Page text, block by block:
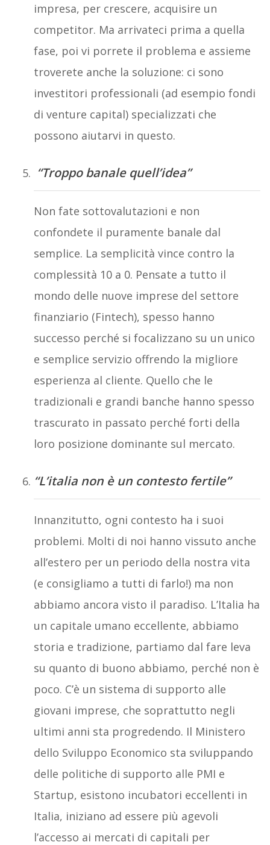
impresa, per crescere, acquisire un
competitor. Ma arrivateci prima a quella
fase, poi vi porrete il problema e assieme
troverete anche la soluzione: ci sono
investitori professionali (ad esempio fondi
di venture capital) specializzati che
possono aiutarvi in questo.
“Troppo banale quell’idea”
Non fate sottovalutazioni e non
confondete il puramente banale dal
semplice. La semplicità vince contro la
complessità 10 a 0. Pensate a tutto il
mondo delle nuove imprese del settore
finanziario (Fintech), spesso hanno
successo perché si focalizzano su un unico
e semplice servizio offrendo la migliore
esperienza al cliente. Quello che le
tradizionali e grandi banche hanno spesso
trascurato in passato perché forti della
loro posizione dominante sul mercato.
“L’italia non è un contesto fertile”
Innanzitutto, ogni contesto ha i suoi
problemi. Molti di noi hanno vissuto anche
all’estero per un periodo della nostra vita
(e consigliamo a tutti di farlo!) ma non
abbiamo ancora visto il paradiso. L’Italia ha
un capitale umano eccellente, abbiamo
storia e tradizione, partiamo dal fare leva
su quanto di buono abbiamo, perché non è
poco. C’è un sistema di supporto alle
giovani imprese, che soprattutto negli
ultimi anni sta progredendo. Il Ministero
dello Sviluppo Economico sta sviluppando
delle politiche di supporto alle PMI e
Startup, esistono incubatori eccellenti in
Italia, iniziano ad essere più agevoli
l’accesso ai mercati di capitali per